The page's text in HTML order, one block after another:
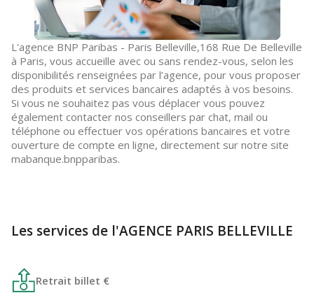
L'agence BNP Paribas - Paris Belleville,168 Rue De Belleville
à Paris, vous accueille avec ou sans rendez-vous, selon les
disponibilités renseignées par l’agence, pour vous proposer
des produits et services bancaires adaptés à vos besoins.
Si vous ne souhaitez pas vous déplacer vous pouvez
également contacter nos conseillers par chat, mail ou
téléphone ou effectuer vos opérations bancaires et votre
ouverture de compte en ligne, directement sur notre site
mabanque.bnpparibas.
Les services de l'AGENCE PARIS BELLEVILLE
Retrait billet €